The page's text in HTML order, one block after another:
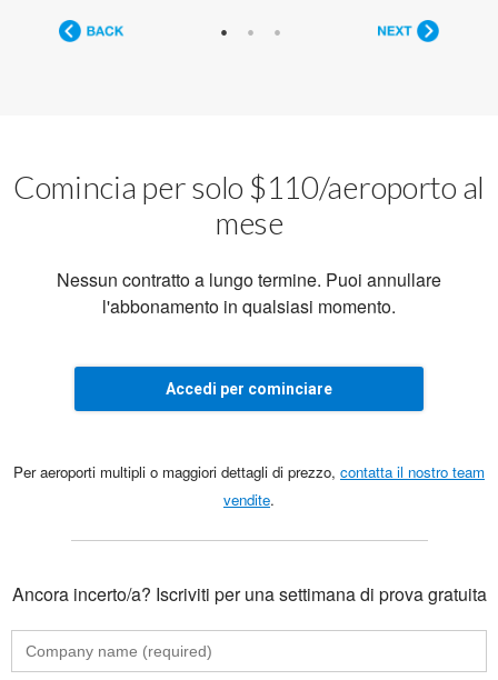
Comincia per solo $110/aeroporto al
mese
Nessun contratto a lungo termine. Puoi annullare
l'abbonamento in qualsiasi momento.
Accedi per cominciare
Per aeroporti multipli o maggiori dettagli di prezzo, contatta il nostro team
vendite.
Ancora incerto/a? Iscriviti per una settimana di prova gratuita